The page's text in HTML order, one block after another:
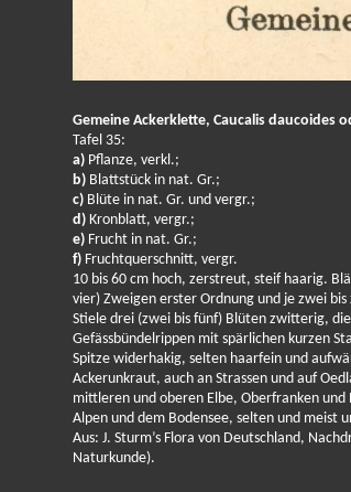
Gemeine Ackerklette, Caucalis daucoides
Tafel 35:
a)Pflanze, verkl.;
b)Blattstück in nat. Gr.;
c)Blüte in nat. Gr. und vergr.;
d)Kronblatt, vergr.;
e)Frucht in nat. Gr.;
f)Fruchtquerschnitt, vergr.
10 bis 60 cm hoch, zerstreut, steif haarig.
vier) Zweigen erster Ordnung und je zwei
Stiele drei (zwei bis fünf) Blüten zwitterig,
Gefässbündelrippen mit spärlichen kurzen
Spitze widerhakig, selten haarfein und
Ackerunkraut, auch an Strassen und auf
mittleren und oberen Elbe, Oberfranken und
Alpen und dem Bodensee, selten und meist
Aus: J. Sturm’s Flora von Deutschland,
Naturkunde).